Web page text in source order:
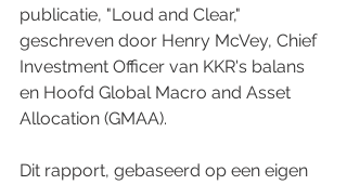
publicatie, "Loud and Clear,"
geschreven door Henry McVey, Chief
Investment Officer van KKR's balans
en Hoofd Global Macro and Asset
Allocation (GMAA).
Dit rapport, gebaseerd op een eigen